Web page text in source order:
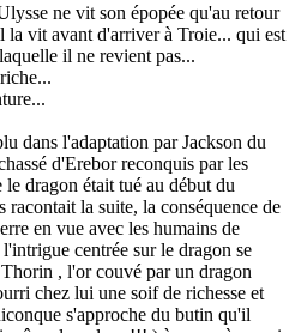
ne vit son épopée qu'au retour
vit avant d'arriver à Troie... qui est
il ne revient pas...
dans l'adaptation par Jackson du
d'Erebor reconquis par les
dragon était tué au début du
racontait la suite, la conséquence de
en vue avec les humains de
centrée sur le dragon se
, l'or couvé par un dragon
chez lui une soif de richesse et
s'approche du butin qu'il